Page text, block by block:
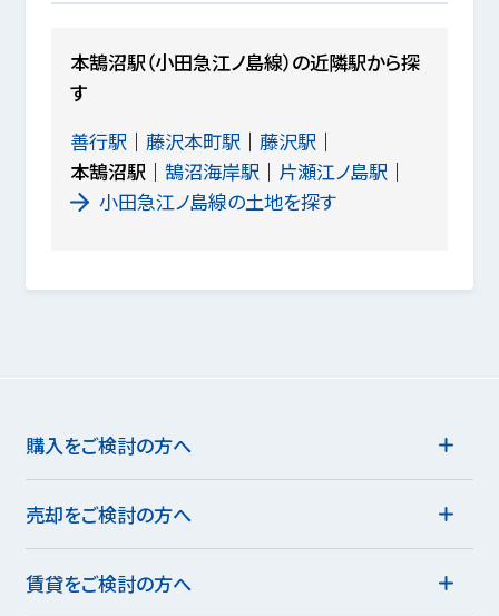
本鵠沼駅（小田急江ノ島線）の近隣駅から探
す
善行駅
藤沢本町駅
藤沢駅
本鵠沼駅
鵠沼海岸駅
片瀬江ノ島駅
小田急江ノ島線の土地を探す
購入をご検討の方へ
売却をご検討の方へ
賃貸をご検討の方へ